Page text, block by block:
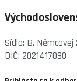
Sídlo: B.
DIČ: 2021417090